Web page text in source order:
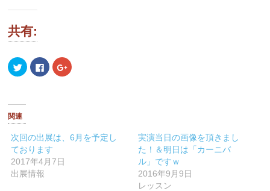
共有:
ク
リ
Twitter
共
(新
し
い
ウ
ィ
ン
ド
Facebook
で
ッ
ク
し
て
く
ク
リ
(新
関連
次回の出展は、6月を予定し
ております
2017年4月7日
出展情報
実演当日の画像を頂きまし
た！＆明日は「カーニバ
ル」ですｗ
2016年9月9日
レッスン